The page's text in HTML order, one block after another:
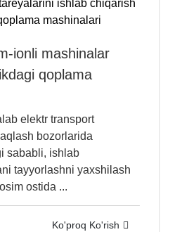
ionli mashinalar
qoplama
elektr transport
bozorlarida
sababli, ishlab
tayyorlashni yaxshilash
ostida ...
Ko'proq Ko'rish